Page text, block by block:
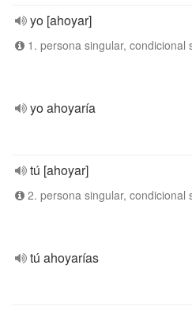
yo [ahoyar]
1. persona singular, condicional
yo ahoyaría
tú [ahoyar]
2. persona singular, condicional
tú ahoyarías